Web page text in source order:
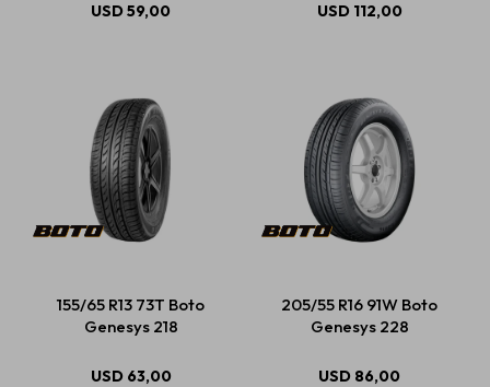
USD59,00 USD 112,00
155/65 R13 73T Boto
Genesys 218
USD 63,00
205/55 R16 91W Boto
Genesys 228
USD 86,00